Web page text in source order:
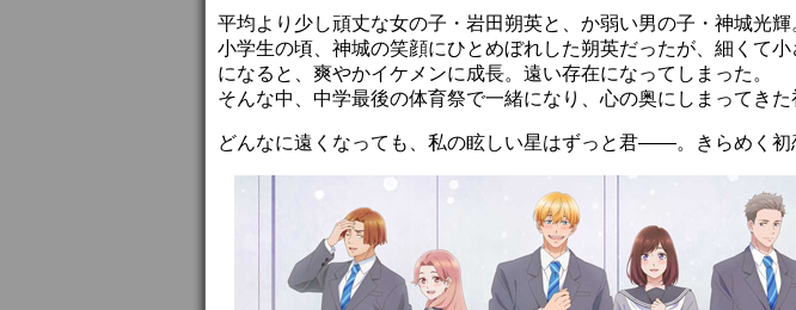
平均より少し頑丈な女の子・岩田朔英と、か弱い男の子・神城光輝
小学生の頃、神城の笑顔にひとめぼれした朔英だったが、細くて
になると、爽やかイケメンに成長。遠い存在になってしまった。
そんな中、中学最後の体育祭で一緒になり、心の奥にしまってきた
どんなに遠くなっても、私の眩しい星はずっと君――。きらめく初